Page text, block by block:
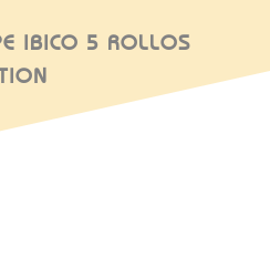
IBICO 5 ROLLOS